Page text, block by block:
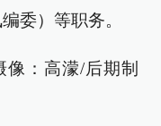
委）等职务。
像：高濛/后期制